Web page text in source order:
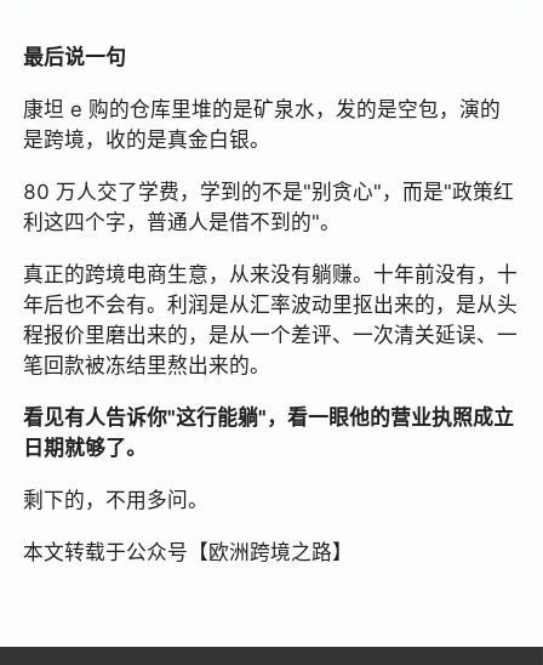
最后说一句
康坦 e 购的仓库里堆的是矿泉水，发的是空包，演的
是跨境，收的是真金白银。
80 万人交了学费，学到的不是"别贪心"，而是"政策红
利这四个字，普通人是借不到的"。
真正的跨境电商生意，从来没有躺赚。十年前没有，十
年后也不会有。利润是从汇率波动里抠出来的，是从头
程报价里磨出来的，是从一个差评、一次清关延误、一
笔回款被冻结里熬出来的。
看见有人告诉你"这行能躺"，看一眼他的营业执照成立
日期就够了。
剩下的，不用多问。
本文转载于公众号【欧洲跨境之路】